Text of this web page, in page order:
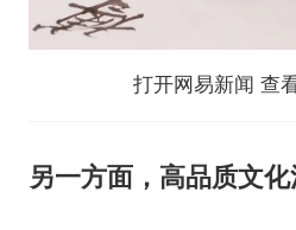
打开网易新闻 查
另一方面，高品质文